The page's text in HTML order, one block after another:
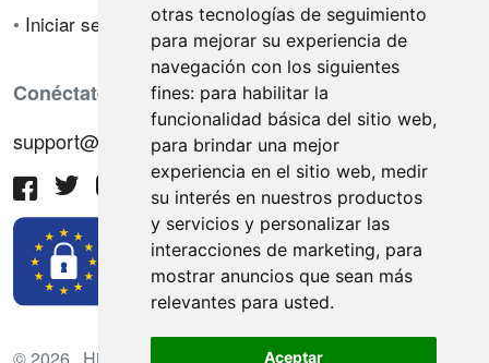
otras tecnologías de seguimiento
para mejorar su experiencia de
navegación con los siguientes
fines: para habilitar la
funcionalidad básica del sitio web,
para brindar una mejor
experiencia en el sitio web, medir
su interés en nuestros productos
y servicios y personalizar las
interacciones de marketing, para
mostrar anuncios que sean más
relevantes para usted.
Aceptar
• Iniciar sesión
Conéctate con nosotros
support@hiringnotes.com